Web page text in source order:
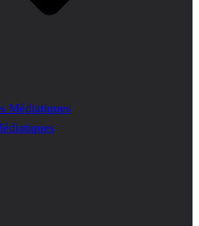
Médiatiques